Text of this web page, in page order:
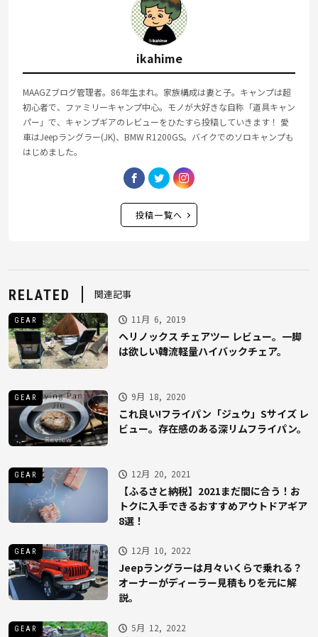
ikahime
MAAGZブログ管理者。86年生まれ。家族構成は妻と子。キャンプは超
初心者で、ファミリーキャンプ中心。モノが大好きな自称「道具キャン
パー」で、キャンプギアのレビューをひたすら投稿していきます！ 愛
車はJeepラングラー(JK)、BMW R1200GS。バイクでのソロキャンプも
はじめました。
投稿一覧へ
RELATED 関連記事
GEAR 11月 6, 2019
ヘリノックス チェアツー レビュー。一脚
は欲しい韓流軽量ハイバックチェア。
GEAR 9月 18, 2020
これ良い!フライパン「ジュウ」Sサイズ レ
ビュー。存在感のある深リムフライパン。
GEAR 12月 20, 2021
【ふるさと納税】2021まだ間に合う！お
トクに入手できるおすすめアウトドアギア
8選！
GEAR 12月 10, 2022
Jeepラングラーは月々いくらで乗れる？
オーナーがディーラー見積もりを元に解
説。
GEAR 5月 12, 2022